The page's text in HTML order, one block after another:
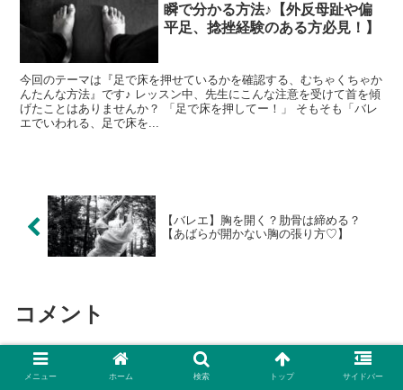
瞬で分かる方法♪【外反母趾や偏
平足、捻挫経験のある方必見！】
今回のテーマは『足で床を押せているかを確認する、むちゃくちゃか
んたんな方法』です♪ レッスン中、先生にこんな注意を受けて首を傾
げたことはありませんか？ 「足で床を押してー！」 そもそも「バレ
エでいわれる、足で床を...
【バレエ】胸を開く？肋骨は締める？
【あばらが開かない胸の張り方♡】
コメント
コメントを書き込む
メニュー ホーム 検索 トップ サイドバー